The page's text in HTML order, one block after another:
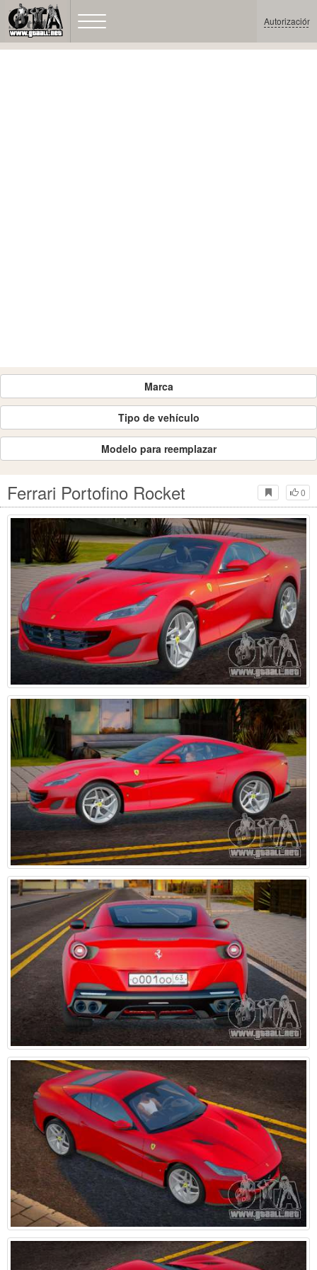
Autorización
Marca
Tipo de vehículo
Modelo para reemplazar
0
Ferrari Portofino Rocket